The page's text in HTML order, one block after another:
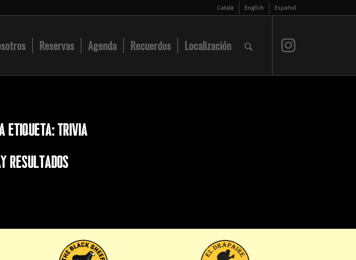
Català English Español
Reservas Agenda Recuerdos Localización
ETIQUETA:TRIVIA
resultados